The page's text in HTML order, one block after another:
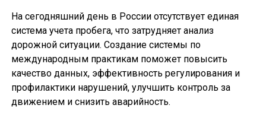
На сегодняшний день в России отсутствует единая
система учета пробега, что затрудняет анализ
дорожной ситуации. Создание системы по
международным практикам поможет повысить
качество данных, эффективность регулирования и
профилактики нарушений, улучшить контроль за
движением и снизить аварийность.